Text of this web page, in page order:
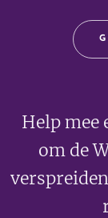
Help mee
om de